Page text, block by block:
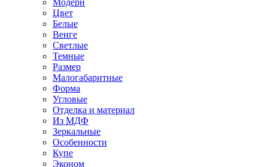
Модерн
Цвет
Белые
Венге
Светлые
Темные
Размер
Малогабаритные
Форма
Угловые
Отделка и материал
Из МДФ
Зеркальные
Особенности
Купе
Эконом